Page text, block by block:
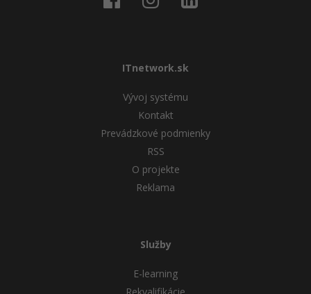
ITnetwork.sk
Vývoj systému
Kontakt
Prevádzkové podmienky
RSS
O projekte
Reklama
Služby
E-learning
Rekvalifikácie